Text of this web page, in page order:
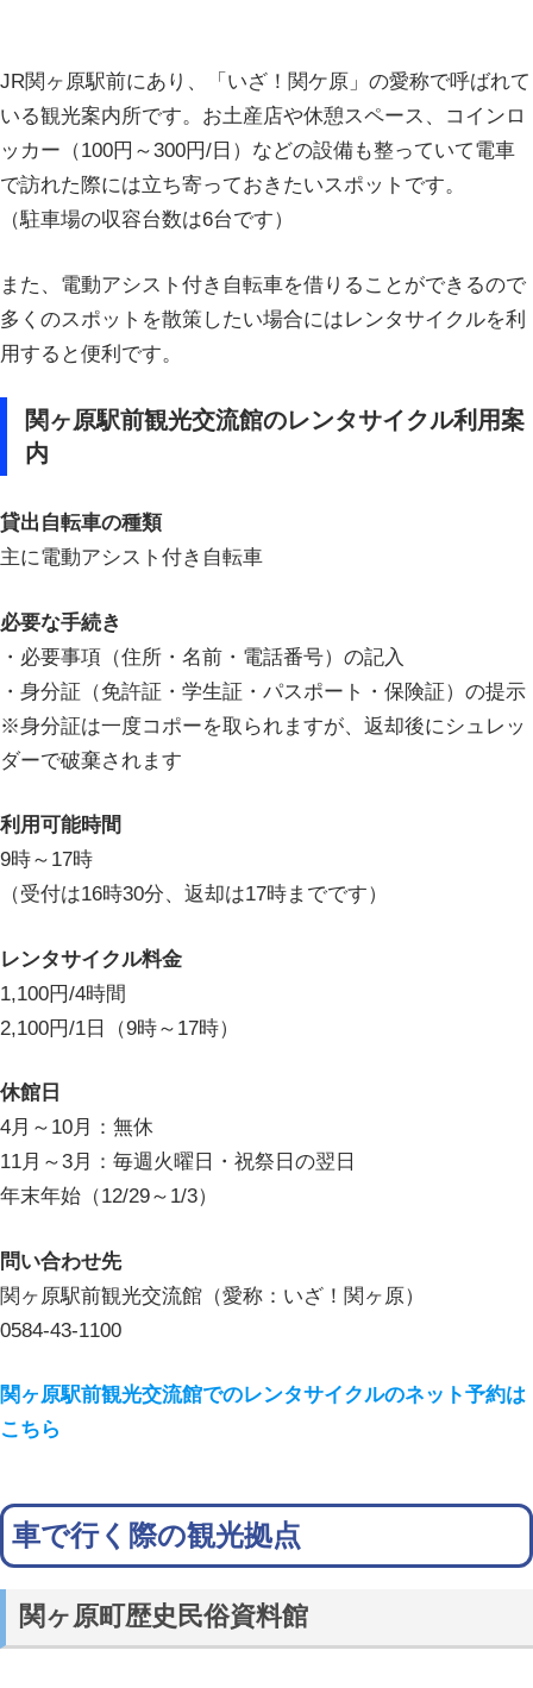
JR関ヶ原駅前にあり、「いざ！関ケ原」の愛称で呼ばれて
いる観光案内所です。お土産店や休憩スペース、コインロ
ッカー（100円～300円/日）などの設備も整っていて電車
で訪れた際には立ち寄っておきたいスポットです。
（駐車場の収容台数は6台です）
また、電動アシスト付き自転車を借りることができるので
多くのスポットを散策したい場合にはレンタサイクルを利
用すると便利です。
関ヶ原駅前観光交流館のレンタサイクル利用案
内
貸出自転車の種類
主に電動アシスト付き自転車
必要な手続き
・必要事項（住所・名前・電話番号）の記入
・身分証（免許証・学生証・パスポート・保険証）の提示
※身分証は一度コポーを取られますが、返却後にシュレッ
ダーで破棄されます
利用可能時間
9時～17時
（受付は16時30分、返却は17時までです）
レンタサイクル料金
1,100円/4時間
2,100円/1日（9時～17時）
休館日
4月～10月：無休
11月～3月：毎週火曜日・祝祭日の翌日
年末年始（12/29～1/3）
問い合わせ先
関ヶ原駅前観光交流館（愛称：いざ！関ヶ原）
0584-43-1100
関ヶ原駅前観光交流館でのレンタサイクルのネット予約は
こちら
車で行く際の観光拠点
関ヶ原町歴史民俗資料館